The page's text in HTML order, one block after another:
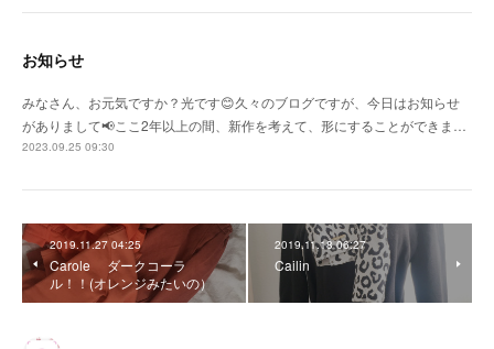
お知らせ
みなさん、お元気ですか？光です😊久々のブログですが、今日はお知らせ
がありまして📢ここ2年以上の間、新作を考えて、形にすることができま…
2023.09.25 09:30
2019.11.27 04:25
Carole ダークコーラ
ル！！(オレンジみたいの）
2019.11.18 06:27
Cailin